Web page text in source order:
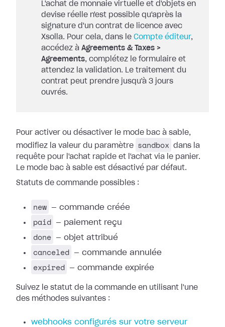
L'achat de monnaie virtuelle et d'objets en
devise réelle n'est possible qu'après la
signature d'un contrat de licence avec
Xsolla. Pour cela, dans le Compte éditeur,
accédez à Agreements & Taxes >
Agreements, complétez le formulaire et
attendez la validation. Le traitement du
contrat peut prendre jusqu'à 3 jours
ouvrés.
Pour activer ou désactiver le mode bac à sable,
modifiez la valeur du paramètre
sandbox
dans la
requête pour l'achat rapide et l'achat via le panier.
Le mode bac à sable est désactivé par défaut.
Statuts de commande possibles :
new — commande créée
paid — paiement reçu
done — objet attribué
canceled — commande annulée
expired — commande expirée
Suivez le statut de la commande en utilisant l'une
des méthodes suivantes :
webhooks configurés sur votre serveur